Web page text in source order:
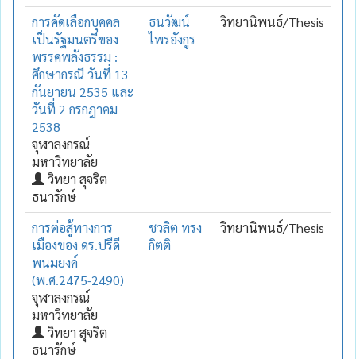
การคัดเลือกบุคคล
เป็นรัฐมนตรีของ
พรรคพลังธรรม :
ศึกษากรณี วันที่ 13
กันยายน 2535 และ
วันที่ 2 กรกฎาคม
2538
จุฬาลงกรณ์
มหาวิทยาลัย
วิทยา สุจริต
ธนารักษ์
ธนวัฒน์
ไพรอังกูร
วิทยานิพนธ์/Thesis
การต่อสู้ทางการ
เมืองของ ดร.ปรีดี
พนมยงค์
(พ.ศ.2475-2490)
จุฬาลงกรณ์
มหาวิทยาลัย
วิทยา สุจริต
ธนารักษ์
ชวลิต ทรง
กิตติ
วิทยานิพนธ์/Thesis